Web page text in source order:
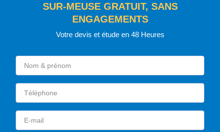
SUR-MEUSE GRATUIT, SANS
ENGAGEMENTS
Votre devis et étude en 48 Heures